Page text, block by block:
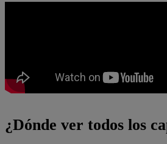
¿Dónde ver todos los